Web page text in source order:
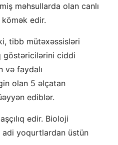
məhsullarda olan canlı
edir.
tibb mütəxəssisləri
göstəricilərini ciddi
və faydalı
olan 5 əlçatan
ediblər.
edir. Bioloji
yoqurtlardan üstün